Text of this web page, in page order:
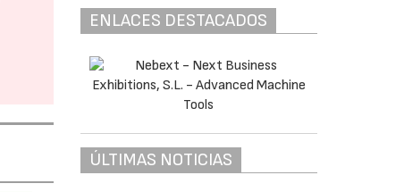
ENLACES DESTACADOS
ÚLTIMAS NOTICIAS